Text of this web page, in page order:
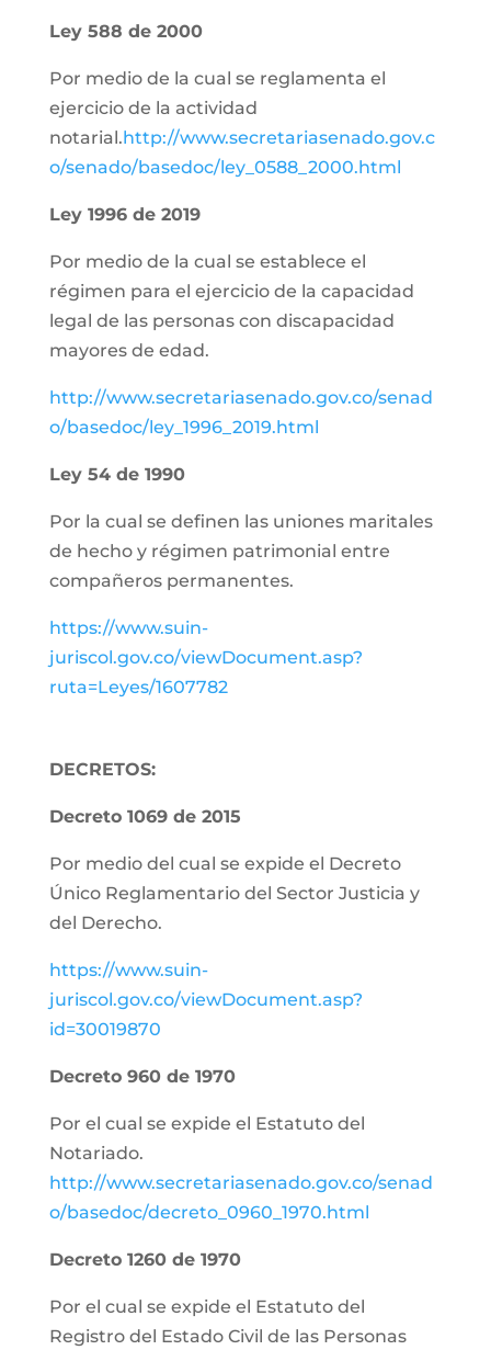
Ley 588 de 2000
Por medio de la cual se reglamenta el
ejercicio de la actividad
notarial.http://www.secretariasenado.gov.c
o/senado/basedoc/ley_0588_2000.html
Ley 1996 de 2019
Por medio de la cual se establece el
régimen para el ejercicio de la capacidad
legal de las personas con discapacidad
mayores de edad.
http://www.secretariasenado.gov.co/senad
o/basedoc/ley_1996_2019.html
Ley 54 de 1990
Por la cual se definen las uniones maritales
de hecho y régimen patrimonial entre
compañeros permanentes.
https://www.suin-
juriscol.gov.co/viewDocument.asp?
ruta=Leyes/1607782
DECRETOS:
Decreto 1069 de 2015
Por medio del cual se expide el Decreto
Único Reglamentario del Sector Justicia y
del Derecho.
https://www.suin-
juriscol.gov.co/viewDocument.asp?
id=30019870
Decreto 960 de 1970
Por el cual se expide el Estatuto del
Notariado.
http://www.secretariasenado.gov.co/senad
o/basedoc/decreto_0960_1970.html
Decreto 1260 de 1970
Por el cual se expide el Estatuto del
Registro del Estado Civil de las Personas